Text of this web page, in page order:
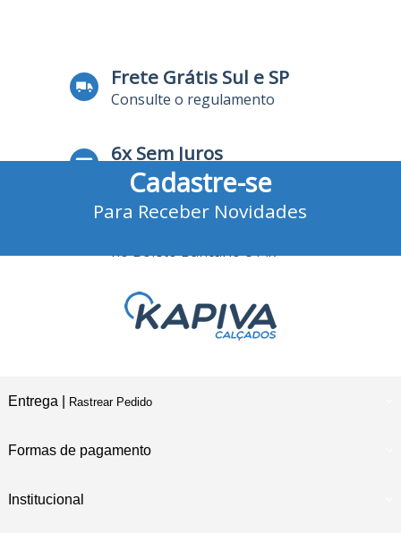
Frete Grátis Sul e SP
Consulte o regulamento
6x Sem Juros
no Cartão de Crédito
no Boleto Bancário e Pix
Cadastre-se
Para Receber Novidades
Entrega | Rastrear Pedido
Formas de pagamento
Institucional